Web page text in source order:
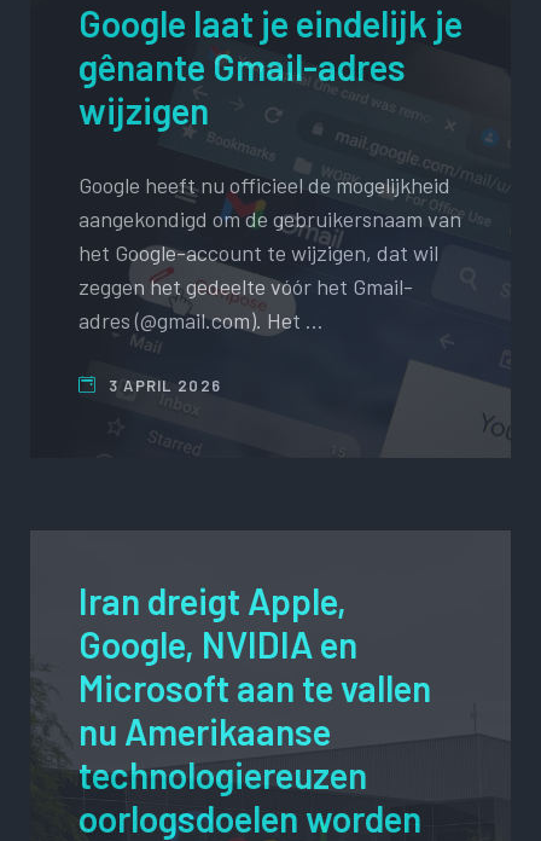
Google laat je eindelijk je
gênante Gmail-adres
wijzigen
Google heeft nu officieel de mogelijkheid
aangekondigd om de gebruikersnaam van
het Google-account te wijzigen, dat wil
zeggen het gedeelte vóór het Gmail-
adres (@gmail.com). Het …
3 APRIL 2026
Iran dreigt Apple,
Google, NVIDIA en
Microsoft aan te vallen
nu Amerikaanse
technologiereuzen
oorlogsdoelen worden